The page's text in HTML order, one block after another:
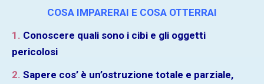
COSA IMPARERAI E COSA OTTERRAI
1. Conoscere quali sono i cibi e gli oggetti
pericolosi
2. Sapere cos’ è un’ostruzione totale e parziale,